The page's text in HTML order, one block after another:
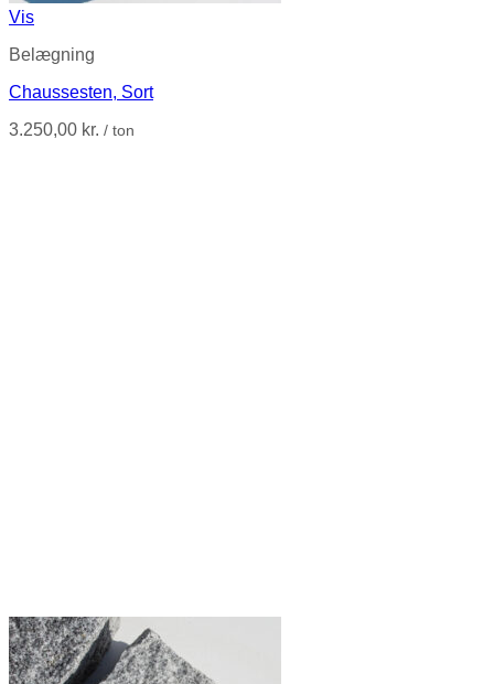
Vis
Belægning
Chaussesten, Sort
3.250,00 kr. / ton